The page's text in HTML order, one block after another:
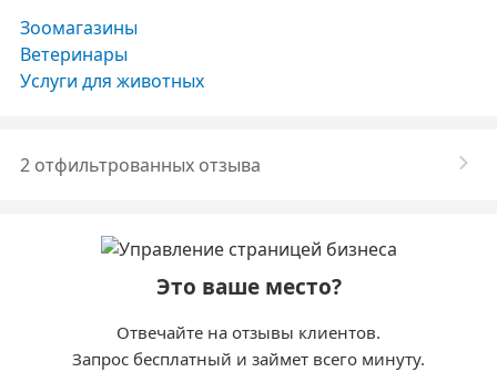
Зоомагазины
Ветеринары
Услуги для животных
2 отфильтрованных отзыва
Это ваше место?
Отвечайте на отзывы клиентов.
Запрос бесплатный и займет всего минуту.